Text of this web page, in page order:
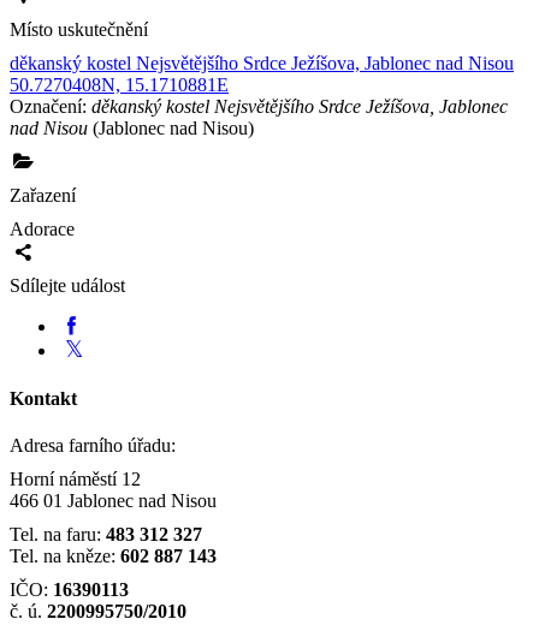
Místo uskutečnění
děkanský kostel Nejsvětějšího Srdce Ježíšova, Jablonec nad Nisou
50.7270408N, 15.1710881E
Označení: děkanský kostel Nejsvětějšího Srdce Ježíšova, Jablonec
nad Nisou (Jablonec nad Nisou)
Zařazení
Adorace
Sdílejte událost
Kontakt
Adresa farního úřadu:
Horní náměstí 12
466 01 Jablonec nad Nisou
Tel. na faru: 483 312 327
Tel. na kněze: 602 887 143
IČO: 16390113
č. ú. 2200995750/2010